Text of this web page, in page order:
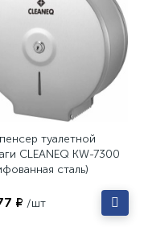
туалетной
CLEANEQ KW-7300
сталь)
₽ /шт